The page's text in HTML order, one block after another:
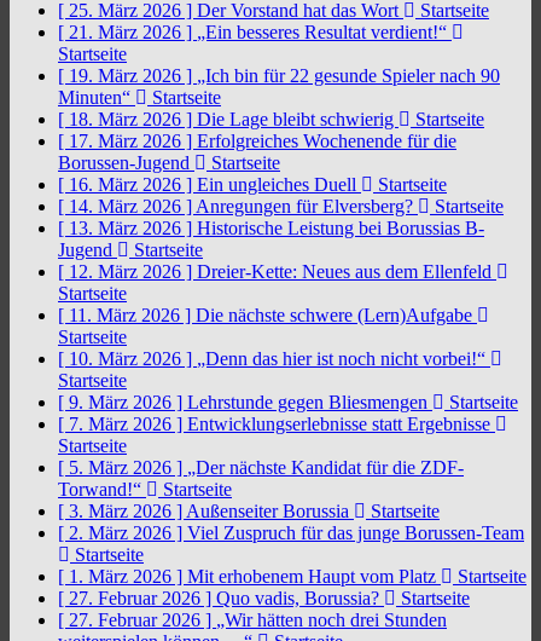
[ 25. März 2026 ] Der Vorstand hat das Wort
Startseite
[ 21. März 2026 ] „Ein besseres Resultat verdient!“
Startseite
[ 19. März 2026 ] „Ich bin für 22 gesunde Spieler nach 90
Minuten“
Startseite
[ 18. März 2026 ] Die Lage bleibt schwierig
Startseite
[ 17. März 2026 ] Erfolgreiches Wochenende für die
Borussen-Jugend
Startseite
[ 16. März 2026 ] Ein ungleiches Duell
Startseite
[ 14. März 2026 ] Anregungen für Elversberg?
Startseite
[ 13. März 2026 ] Historische Leistung bei Borussias B-
Jugend
Startseite
[ 12. März 2026 ] Dreier-Kette: Neues aus dem Ellenfeld
Startseite
[ 11. März 2026 ] Die nächste schwere (Lern)Aufgabe
Startseite
[ 10. März 2026 ] „Denn das hier ist noch nicht vorbei!“
Startseite
[ 9. März 2026 ] Lehrstunde gegen Bliesmengen
Startseite
[ 7. März 2026 ] Entwicklungserlebnisse statt Ergebnisse
Startseite
[ 5. März 2026 ] „Der nächste Kandidat für die ZDF-
Torwand!“
Startseite
[ 3. März 2026 ] Außenseiter Borussia
Startseite
[ 2. März 2026 ] Viel Zuspruch für das junge Borussen-Team
Startseite
[ 1. März 2026 ] Mit erhobenem Haupt vom Platz
Startseite
[ 27. Februar 2026 ] Quo vadis, Borussia?
Startseite
[ 27. Februar 2026 ] „Wir hätten noch drei Stunden